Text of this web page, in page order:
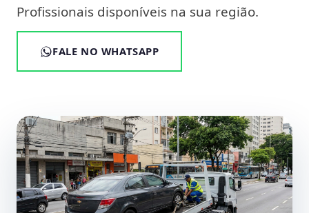
Profissionais disponíveis na sua região.
FALE NO WHATSAPP